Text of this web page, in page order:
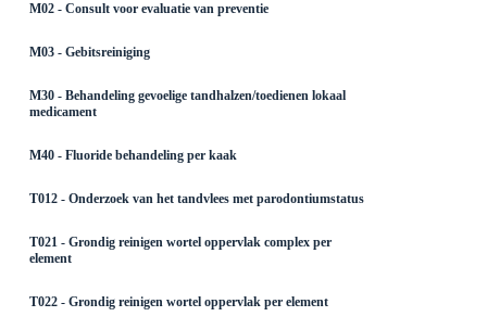
M02 - Consult voor evaluatie van preventie
M03 - Gebitsreiniging
M30 - Behandeling gevoelige tandhalzen/toedienen lokaal
medicament
M40 - Fluoride behandeling per kaak
T012 - Onderzoek van het tandvlees met parodontiumstatus
T021 - Grondig reinigen wortel oppervlak complex per
element
T022 - Grondig reinigen wortel oppervlak per element